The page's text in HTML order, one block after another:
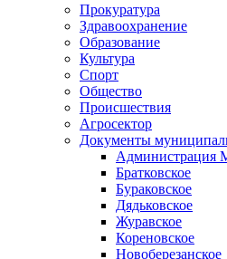
Прокуратура
Здравоохранение
Образование
Культура
Спорт
Общество
Происшествия
Агросектор
Документы
Администрация
Братковское
Бураковское
Дядьковское
Журавское
Кореновское
Новоберезанское